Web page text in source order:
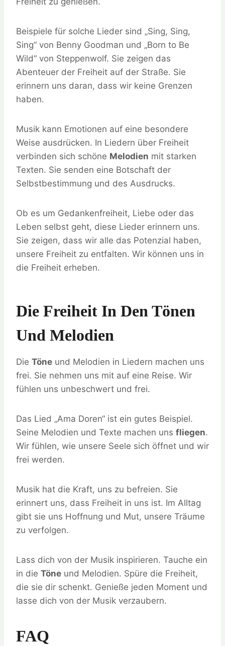
Beispiele für solche Lieder sind „Sing, Sing,
Sing“ von Benny Goodman und „Born to Be
Wild“ von Steppenwolf. Sie zeigen das
Abenteuer der Freiheit auf der Straße. Sie
erinnern uns daran, dass wir keine Grenzen
haben.
Musik kann Emotionen auf eine besondere
Weise ausdrücken. In Liedern über Freiheit
verbinden sich schöne Melodien mit starken
Texten. Sie senden eine Botschaft der
Selbstbestimmung und des Ausdrucks.
Ob es um Gedankenfreiheit, Liebe oder das
Leben selbst geht, diese Lieder erinnern uns.
Sie zeigen, dass wir alle das Potenzial haben,
unsere Freiheit zu entfalten. Wir können uns in
die Freiheit erheben.
Die Freiheit In Den Tönen
Und Melodien
Die Töne und Melodien in Liedern machen uns
frei. Sie nehmen uns mit auf eine Reise. Wir
fühlen uns unbeschwert und frei.
Das Lied „Ama Doren“ ist ein gutes Beispiel.
Seine Melodien und Texte machen uns fliegen.
Wir fühlen, wie unsere Seele sich öffnet und wir
frei werden.
Musik hat die Kraft, uns zu befreien. Sie
erinnert uns, dass Freiheit in uns ist. Im Alltag
gibt sie uns Hoffnung und Mut, unsere Träume
zu verfolgen.
Lass dich von der Musik inspirieren. Tauche ein
in die Töne und Melodien. Spüre die Freiheit,
die sie dir schenkt. Genieße jeden Moment und
lasse dich von der Musik verzaubern.
FAQ